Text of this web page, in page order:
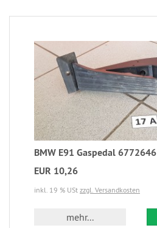
BMW E91 Gaspedal 6772646
EUR 10,26
inkl. 19 % USt zzgl. Versandkosten
mehr...